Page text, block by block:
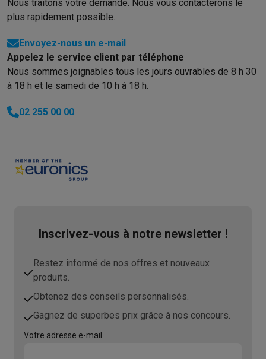
Soldes Toutes les soldes
Voici pourquoi choisir KrëfelLivraison offerte
Installation à domicileInstallation gros électro
Modes de paiementGift cardÉcochèquesAcheter à créditAlma
Service clientRéparation de votre appareil
Petit électroBeauté & santé
Outlet
OutletToutes nos offres outlet
Nous traitons votre demande. Nous vous contacterons le
plus rapidement possible.
Envoyez-nous un e-mail
Appelez le service client par téléphone
Nous sommes joignables tous les jours ouvrables de 8 h 30
à 18 h et le samedi de 10 h à 18 h.
02 255 00 00
Inscrivez-vous à notre newsletter !
Restez informé de nos offres et nouveaux
produits.
Obtenez des conseils personnalisés.
Gagnez de superbes prix grâce à nos concours.
Votre adresse e-mail